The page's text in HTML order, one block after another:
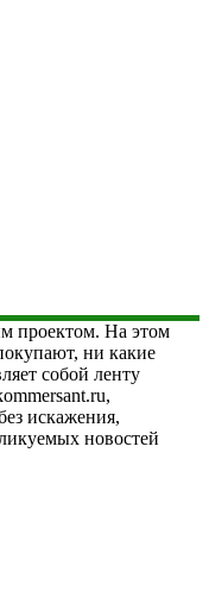
проектом. На этом
ни какие
собой ленту
искажения,
новостей